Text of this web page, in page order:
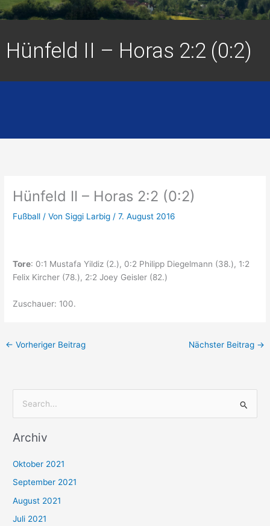
Hünfeld II – Horas 2:2 (0:2)
Hünfeld II – Horas 2:2 (0:2)
Fußball / Von Siggi Larbig/7. August 2016
Tore: 0:1 Mustafa Yildiz (2.), 0:2 Philipp Diegelmann (38.), 1:2
Felix Kircher (78.), 2:2 Joey Geisler (82.)
Zuschauer: 100.
← Vorheriger Beitrag Nächster Beitrag →
c
n
n
a
Archiv
Oktober 2021
September 2021
August 2021
Juli 2021